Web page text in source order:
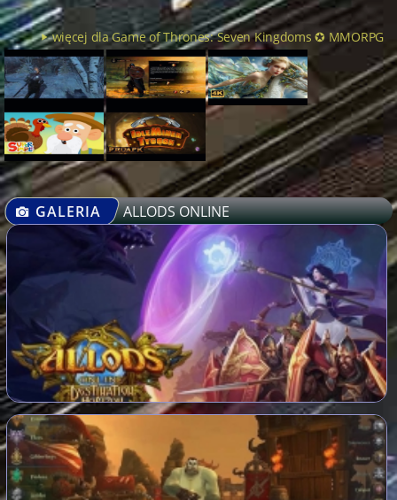
więcej dla Game of Thrones: Seven Kingdoms ✪ MMORPG
GALERIA ALLODS ONLINE